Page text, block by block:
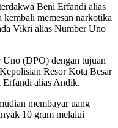
Beni Erfandi alias
memesan narkotika
Vikri alias Number Uno
(DPO) dengan tujuan
Resor Kota Besar
Erfandi alias Andik.
membayar uang
10 gram melalui